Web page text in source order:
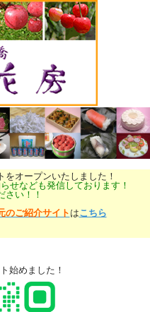
オープンいたしました！
せなども発信しております！
さい！！
ご紹介サイト はこちら
始めました！